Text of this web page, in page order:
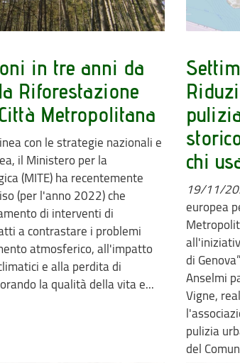
in tre anni da
Riforestazione
Metropolitana
con le strategie nazionali e
il Ministero per la
(MITE) ha recentemente
(per l'anno 2022) che
di interventi di
a contrastare i problemi
atmosferico, all'impatto
e alla perdita di
la qualità della vita e...
chi
19/11/
europea
di
Anselmi
Vigne,
pulizia
del